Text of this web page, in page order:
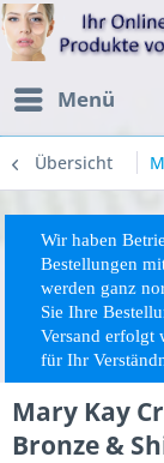
Menü
Übersicht
Wir haben
Bestellungen
werden ganz
SieIhre
Versand erfolgt
für Ihr
Mary Kay
Bronze &